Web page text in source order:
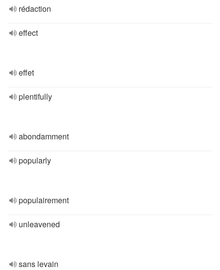
rédaction
effect
effet
plentifully
abondamment
popularly
populairement
unleavened
sans levain